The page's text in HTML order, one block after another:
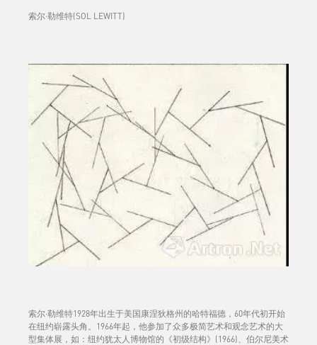
索尔·勒维特(SOL LEWITT)
索尔·勒维特1928年出生于美国康涅狄格州的哈特福德，60年代初开始
在纽约崭露头角。1966年起，他参加了众多极简艺术和观念艺术的大
型集体展，如：纽约犹太人博物馆的《初级结构》(1966)、伯尔尼美术